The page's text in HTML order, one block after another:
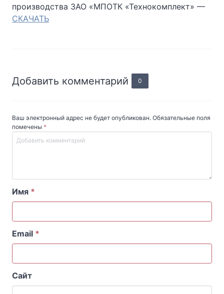
производства ЗАО «МПОТК «Технокомплект» —
СКАЧАТЬ
Добавить комментарий 0
Ваш электронный адрес не будет опубликован. Обязательные поля
помечены *
Имя *
Email *
Сайт